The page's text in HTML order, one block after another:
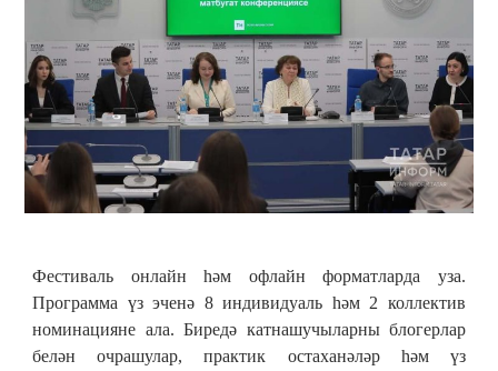
Фестиваль онлайн һәм офлайн форматларда уза.
Программа үз эченә 8 индивидуаль һәм 2 коллектив
номинацияне ала. Биредә катнашучыларны блогерлар
белән очрашулар, практик остаханәләр һәм үз